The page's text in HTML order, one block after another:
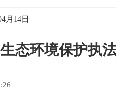
月14日
态环境保护执